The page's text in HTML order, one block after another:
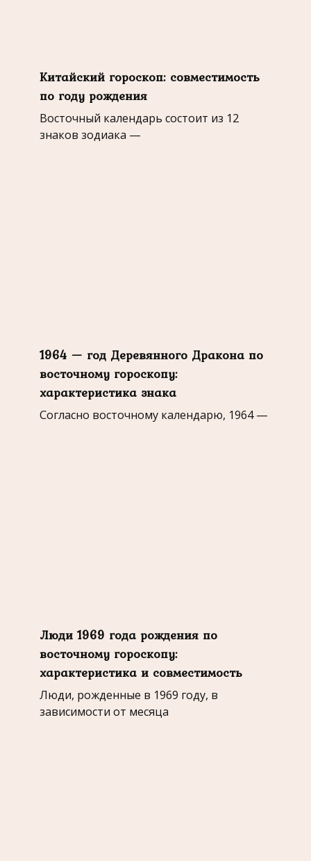
Китайский гороскоп: совместимость
по году рождения
Восточный календарь состоит из 12
знаков зодиака —
1964 — год Деревянного Дракона по
восточному гороскопу:
характеристика знака
Согласно восточному календарю, 1964 —
Люди 1969 года рождения по
восточному гороскопу:
характеристика и совместимость
Люди, рожденные в 1969 году, в
зависимости от месяца